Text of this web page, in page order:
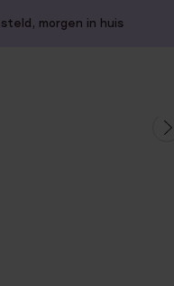
morgen in huis